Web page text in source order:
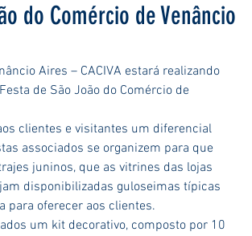
do Comércio de Venâncio
Aires – CACIVA estará realizando
de São João do Comércio de
clientes e visitantes um diferencial
associados se organizem para que
juninos, que as vitrines das lojas
disponibilizadas guloseimas típicas
para oferecer aos clientes.
um kit decorativo, composto por 10